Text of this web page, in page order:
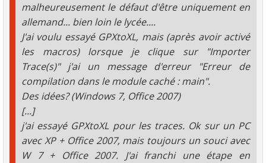
malheureusement le défaut d'être uniquement en
allemand... bien loin le lycée....
J'ai voulu essayé GPXtoXL, mais (après avoir activé
les macros) lorsque je clique sur "Importer
Trace(s)" j'ai un message d'erreur "Erreur de
compilation dans le module caché : main".
Des idées? (Windows 7, Office 2007)
[...]
j'ai essayé GPXtoXL pour les traces. Ok sur un PC
avec XP + Office 2007, mais toujours un souci avec
W 7 + Office 2007. J'ai franchi une étape en